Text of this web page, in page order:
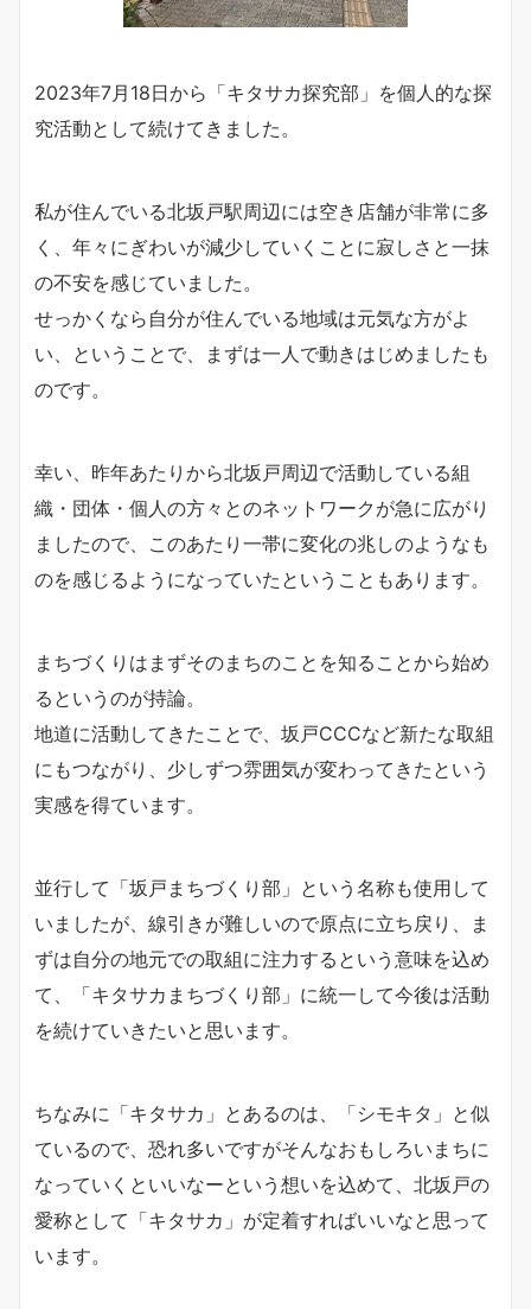
2023年7月18日から「キタサカ探究部」を個人的な探
究活動として続けてきました。
私が住んでいる北坂戸駅周辺には空き店舗が非常に多
く、年々にぎわいが減少していくことに寂しさと一抹
の不安を感じていました。
せっかくなら自分が住んでいる地域は元気な方がよ
い、ということで、まずは一人で動きはじめましたも
のです。
幸い、昨年あたりから北坂戸周辺で活動している組
織・団体・個人の方々とのネットワークが急に広がり
ましたので、このあたり一帯に変化の兆しのようなも
のを感じるようになっていたということもあります。
まちづくりはまずそのまちのことを知ることから始め
るというのが持論。
地道に活動してきたことで、坂戸CCCなど新たな取組
にもつながり、少しずつ雰囲気が変わってきたという
実感を得ています。
並行して「坂戸まちづくり部」という名称も使用して
いましたが、線引きが難しいので原点に立ち戻り、ま
ずは自分の地元での取組に注力するという意味を込め
て、「キタサカまちづくり部」に統一して今後は活動
を続けていきたいと思います。
ちなみに「キタサカ」とあるのは、「シモキタ」と似
ているので、恐れ多いですがそんなおもしろいまちに
なっていくといいなーという想いを込めて、北坂戸の
愛称として「キタサカ」が定着すればいいなと思って
います。